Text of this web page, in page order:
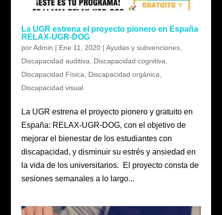
La UGR estrena el proyecto pionero en España
RELAX-UGR-DOG
porAdmin | Ene 11, 2020| Ayudas y subvenciones,
Discapacidad auditiva
Discapacidad cognitiva
Discapacidad Física
Discapacidad orgánica
Discapacidad visual
La UGR estrena el proyecto pionero y gratuito en
España: RELAX-UGR-DOG, con el objetivo de
mejorar el bienestar de los estudiantes con
discapacidad, y disminuir su estrés y ansiedad en
la vida de los universitarios. El proyecto consta de
sesiones semanales a lo largo...